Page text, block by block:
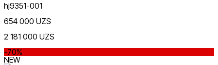
hj9351-001
654 000 UZS
2 181 000 UZS
-70%
NEW